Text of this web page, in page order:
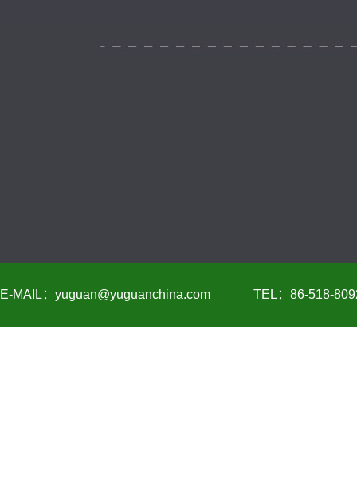
E-MAIL：yuguan@yuguanchina.com TEL：86-518-